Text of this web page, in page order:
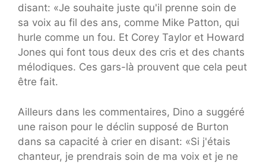
disant: «Je souhaite juste qu'il prenne soin de
sa voix au fil des ans, comme Mike Patton, qui
hurle comme un fou. Et Corey Taylor et Howard
Jones qui font tous deux des cris et des chants
mélodiques. Ces gars-là prouvent que cela peut
être fait.
Ailleurs dans les commentaires, Dino a suggéré
une raison pour le déclin supposé de Burton
dans sa capacité à crier en disant: «Si j'étais
chanteur, je prendrais soin de ma voix et je ne